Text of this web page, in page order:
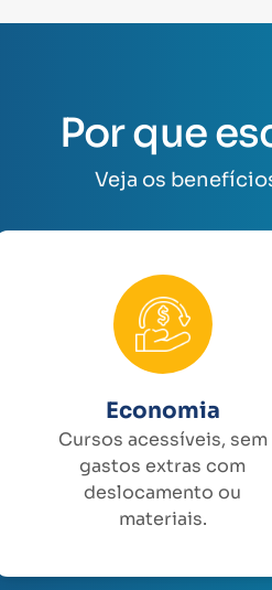
Por que
Veja os
Economia
Cursos acessíveis, sem
gastos extras com
deslocamento ou
materiais.